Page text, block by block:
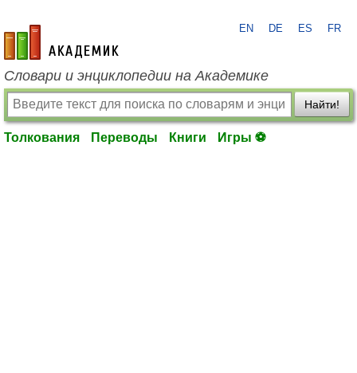
academic.ru
EN DE ES FR
Словари и энциклопедии на Академике
Найти!
Толкования Переводы Книги Игры ⚽